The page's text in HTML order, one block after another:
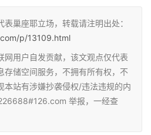
巢座耶立场，转载请注明出处：
p/13109.html
网用户自发贡献，该文观点仅代表
存储空间服务，不拥有所有权，不
本站有涉嫌抄袭侵权/违法违规的内
举报，一经查